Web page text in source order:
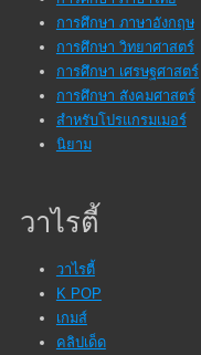
การศึกษา ภาษาอังกฤษ
การศึกษา วิทยาศาสตร์
การศึกษา เศรษฐศาสตร์
การศึกษา สังคมศาสตร์
สำหรับโปรแกรมเมอร์
นิยาม
วาไรตี้
วาไรตี้
K POP
เกมส์
คลิปเด็ด